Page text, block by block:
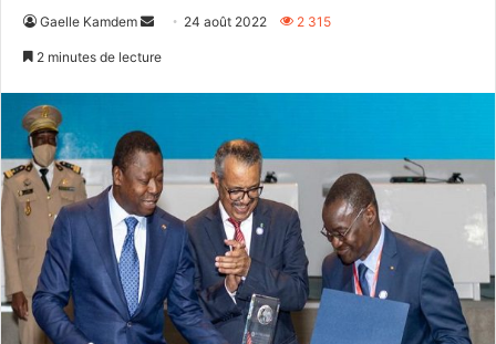
Gaelle Kamdem
Envoyer24 août 2022 2 315
2 minutes de lecture